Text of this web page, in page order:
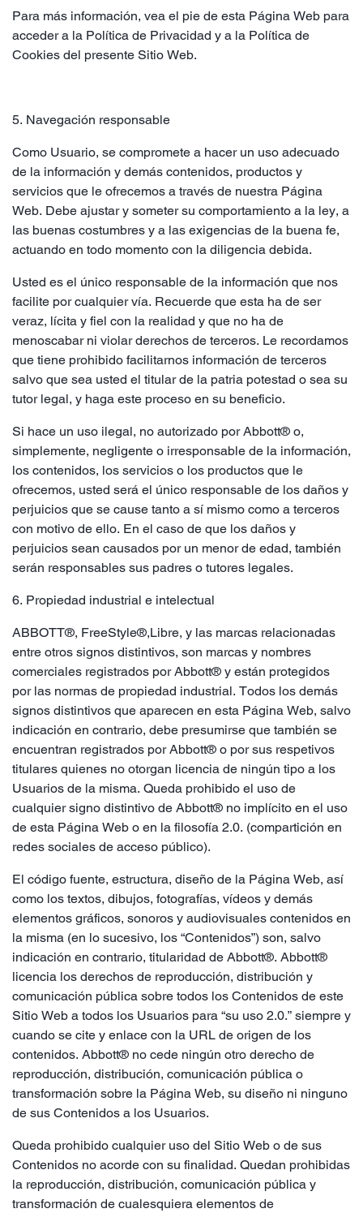
Para más información, vea el pie de esta Página Web para
acceder a la Política de Privacidad y a la Política de
Cookies del presente Sitio Web.
5. Navegación responsable
Como Usuario, se compromete a hacer un uso adecuado
de la información y demás contenidos, productos y
servicios que le ofrecemos a través de nuestra Página
Web. Debe ajustar y someter su comportamiento a la ley, a
las buenas costumbres y a las exigencias de la buena fe,
actuando en todo momento con la diligencia debida.
Usted es el único responsable de la información que nos
facilite por cualquier vía. Recuerde que esta ha de ser
veraz, lícita y fiel con la realidad y que no ha de
menoscabar ni violar derechos de terceros. Le recordamos
que tiene prohibido facilitarnos información de terceros
salvo que sea usted el titular de la patria potestad o sea su
tutor legal, y haga este proceso en su beneficio.
Si hace un uso ilegal, no autorizado por Abbott® o,
simplemente, negligente o irresponsable de la información,
los contenidos, los servicios o los productos que le
ofrecemos, usted será el único responsable de los daños y
perjuicios que se cause tanto a sí mismo como a terceros
con motivo de ello. En el caso de que los daños y
perjuicios sean causados por un menor de edad, también
serán responsables sus padres o tutores legales.
6. Propiedad industrial e intelectual
ABBOTT®, FreeStyle®,Libre, y las marcas relacionadas
entre otros signos distintivos, son marcas y nombres
comerciales registrados por Abbott® y están protegidos
por las normas de propiedad industrial. Todos los demás
signos distintivos que aparecen en esta Página Web, salvo
indicación en contrario, debe presumirse que también se
encuentran registrados por Abbott® o por sus respetivos
titulares quienes no otorgan licencia de ningún tipo a los
Usuarios de la misma. Queda prohibido el uso de
cualquier signo distintivo de Abbott® no implícito en el uso
de esta Página Web o en la filosofía 2.0. (compartición en
redes sociales de acceso público).
El código fuente, estructura, diseño de la Página Web, así
como los textos, dibujos, fotografías, vídeos y demás
elementos gráficos, sonoros y audiovisuales contenidos en
la misma (en lo sucesivo, los “Contenidos”) son, salvo
indicación en contrario, titularidad de Abbott®. Abbott®
licencia los derechos de reproducción, distribución y
comunicación pública sobre todos los Contenidos de este
Sitio Web a todos los Usuarios para “su uso 2.0.” siempre y
cuando se cite y enlace con la URL de origen de los
contenidos. Abbott® no cede ningún otro derecho de
reproducción, distribución, comunicación pública o
transformación sobre la Página Web, su diseño ni ninguno
de sus Contenidos a los Usuarios.
Queda prohibido cualquier uso del Sitio Web o de sus
Contenidos no acorde con su finalidad. Quedan prohibidas
la reproducción, distribución, comunicación pública y
transformación de cualesquiera elementos de